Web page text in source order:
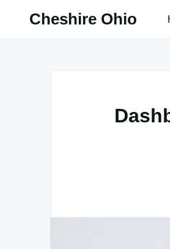
Cheshire Ohio